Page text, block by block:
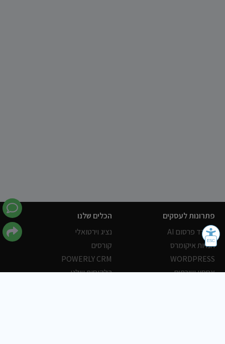
פתרונות לעסקים
משרד פרסום AI
חנויות איקומרס
WORDPRESS
אחסון ושרתים
הכלים שלנו
נציג וירטואלי
קורסים
POWERLY CRM
הלקוחות שלנו